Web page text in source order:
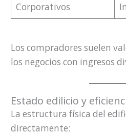
Corporativos
Los compradores suelen
los negocios con ingresos
Estado edilicio y
La estructura física del
directamente: